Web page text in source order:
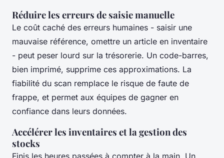
Réduire les erreurs de saisie manuelle
Le coût caché des erreurs humaines - saisir une
mauvaise référence, omettre un article en inventaire
- peut peser lourd sur la trésorerie. Un code-barres,
bien imprimé, supprime ces approximations. La
fiabilité du scan remplace le risque de faute de
frappe, et permet aux équipes de gagner en
confiance dans leurs données.
Accélérer les inventaires et la gestion des
stocks